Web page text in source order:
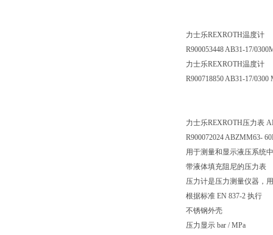
力士乐REXROTH温度计
R900053448 AB31-17/
力士乐REXROTH温度计
R900718850 AB31-17/0300
力士乐REXROTH压力表
R900072024 ABZMM63-
用于测量和显示液压系统
带液体填充阻尼的压力表
压力计是压力测量仪器，
根据标准 EN 837-2 执行
不锈钢外壳
压力显示 bar / MPa